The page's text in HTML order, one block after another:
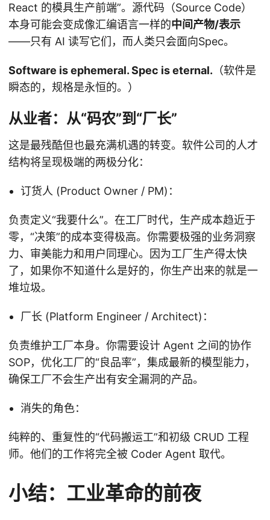
React 的模具生产前端”。源代码（Source Code）
本身可能会变成像汇编语言一样的中间产物/表示
——只有 AI 读写它们，而人类只会面向Spec。
Software is ephemeral. Spec is eternal. （软件是
瞬态的，规格是永恒的。）
从业者：从“码农”到“厂长”
这是最残酷但也最充满机遇的转变。软件公司的人才
结构将呈现极端的两极分化：
订货人 (Product Owner / PM)：
负责定义“我要什么”。在工厂时代，生产成本趋近于
零，“决策”的成本变得极高。你需要极强的业务洞察
力、审美能力和用户同理心。因为工厂生产得太快
了，如果你不知道什么是好的，你生产出来的就是一
堆垃圾。
厂长 (Platform Engineer / Architect)：
负责维护工厂本身。你需要设计 Agent 之间的协作
SOP，优化工厂的“良品率”，集成最新的模型能力，
确保工厂不会生产出有安全漏洞的产品。
消失的角色：
纯粹的、重复性的“代码搬运工”和初级 CRUD 工程
师。他们的工作将完全被 Coder Agent 取代。
小结：工业革命的前夜